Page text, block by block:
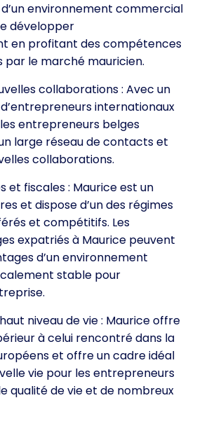
environnement commercial
développer
en profitant des compétences
par le marché mauricien.
collaborations : Avec un
internationaux
entrepreneurs belges
large réseau de contacts et
collaborations.
et fiscales : Maurice est un
et dispose d’un des régimes
et compétitifs. Les
expatriés à Maurice peuvent
d’un environnement
stable pour
niveau de vie : Maurice offre
à celui rencontré dans la
et offre un cadre idéal
vie pour les entrepreneurs
qualité de vie et de nombreux